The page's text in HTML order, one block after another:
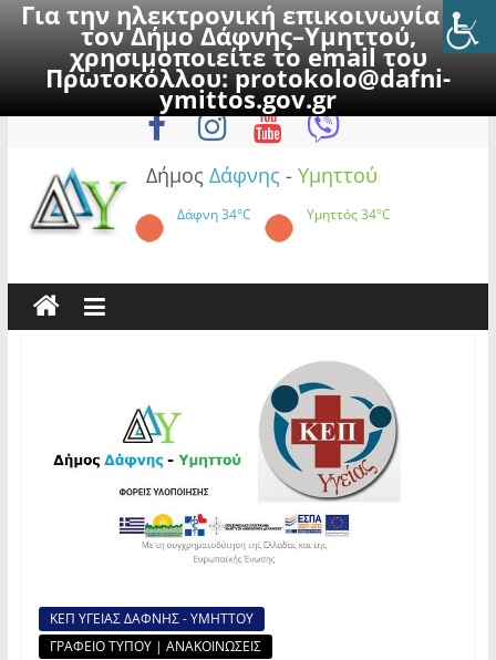
Για την ηλεκτρονική επικοινωνία με
τον Δήμο Δάφνης–Υμηττού,
χρησιμοποιείτε το email του
Πρωτοκόλλου:protokolo@dafni-
ymittos.gov.gr
to
Παρασκευή, 7 Αυγούστου 2026
Δήμος Δάφνης - Υμηττού
Δάφνη34°C Υμηττός34°C
ΚΕΠ ΥΓΕΙΑΣ ΔΑΦΝΗΣ - ΥΜΗΤΤΟΥ
ΓΡΑΦΕΙΟ ΤΥΠΟΥ | ΑΝΑΚΟΙΝΩΣΕΙΣ